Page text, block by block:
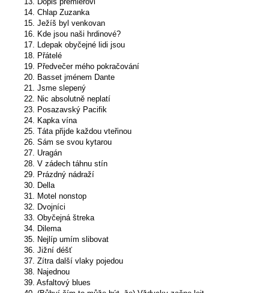
14. Chlap Zuzanka
15. Ježíš byl venkovan
16. Kde jsou naši hrdinové?
17. Ldepak obyčejné lidi jsou
18. Přátelé
19. Předvečer mého pokračování
20. Basset jménem Dante
21. Jsme slepený
22. Nic absolutně neplatí
23. Posazavský Pacifik
24. Kapka vína
25. Táta přijde každou vteřinou
26. Sám se svou kytarou
27. Uragán
28. V zádech táhnu stín
29. Prázdný nádraží
30. Della
31. Motel nonstop
32. Dvojníci
33. Obyčejná štreka
34. Dilema
35. Nejlíp umím slibovat
36. Jižní déšť
37. Zítra další vlaky pojedou
38. Najednou
39. Asfaltový blues